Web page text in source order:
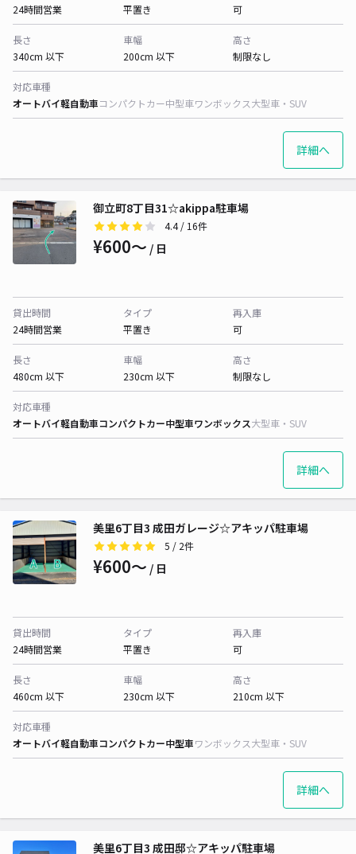
24時間営業
平置き
可
長さ
340cm 以下
車幅
200cm 以下
高さ
制限なし
対応車種
オートバイ軽自動車コンパクトカー中型車ワンボックス大型車・SUV
詳細へ
御立町8丁目31☆akippa駐車場
4.4/ 16件
¥600〜 / 日
貸出時間
24時間営業
タイプ
平置き
再入庫
可
長さ
480cm 以下
車幅
230cm 以下
高さ
制限なし
対応車種
オートバイ軽自動車コンパクトカー中型車ワンボックス大型車・SUV
詳細へ
美里6丁目3 成田ガレージ☆アキッパ駐車場
5 / 2件
¥600〜 / 日
貸出時間
24時間営業
タイプ
平置き
再入庫
可
長さ
460cm 以下
車幅
230cm 以下
高さ
210cm 以下
対応車種
オートバイ軽自動車コンパクトカー中型車ワンボックス大型車・SUV
詳細へ
美里6丁目3 成田邸☆アキッパ駐車場